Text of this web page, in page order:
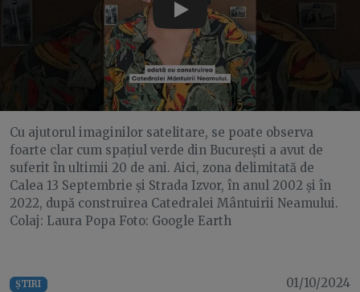
Play
Cu ajutorul imaginilor satelitare, se poate observa
foarte clar cum spațiul verde din București a avut de
suferit în ultimii 20 de ani. Aici, zona delimitată de
Calea 13 Septembrie și Strada Izvor, în anul 2002 și în
2022, după construirea Catedralei Mântuirii Neamului.
Colaj: Laura Popa Foto: Google Earth
ȘTIRI 01/10/2024